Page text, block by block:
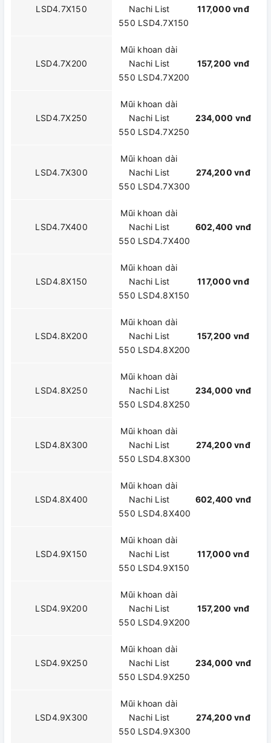
LSD4.7X150
Nachi List
550 LSD4.7X150
117,000 vnđ
LSD4.7X200
Mũi khoan dài
Nachi List
550 LSD4.7X200
157,200 vnđ
LSD4.7X250
Mũi khoan dài
Nachi List
550 LSD4.7X250
234,000 vnđ
LSD4.7X300
Mũi khoan dài
Nachi List
550 LSD4.7X300
274,200 vnđ
LSD4.7X400
Mũi khoan dài
Nachi List
550 LSD4.7X400
602,400 vnđ
LSD4.8X150
Mũi khoan dài
Nachi List
550 LSD4.8X150
117,000 vnđ
LSD4.8X200
Mũi khoan dài
Nachi List
550 LSD4.8X200
157,200 vnđ
LSD4.8X250
Mũi khoan dài
Nachi List
550 LSD4.8X250
234,000 vnđ
LSD4.8X300
Mũi khoan dài
Nachi List
550 LSD4.8X300
274,200 vnđ
LSD4.8X400
Mũi khoan dài
Nachi List
550 LSD4.8X400
602,400 vnđ
LSD4.9X150
Mũi khoan dài
Nachi List
550 LSD4.9X150
117,000 vnđ
LSD4.9X200
Mũi khoan dài
Nachi List
550 LSD4.9X200
157,200 vnđ
LSD4.9X250
Mũi khoan dài
Nachi List
550 LSD4.9X250
234,000 vnđ
LSD4.9X300
Mũi khoan dài
Nachi List
550 LSD4.9X300
274,200 vnđ